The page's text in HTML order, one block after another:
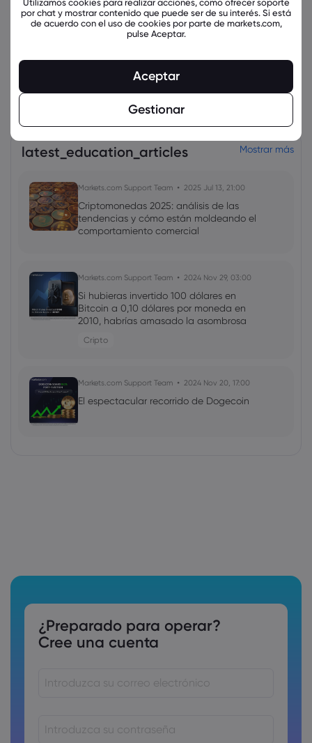
view_all_instruments
latest_education_articles Mostrar más
Markets.com Support Team 2025 Jul 13, 21:00
Criptomonedas 2025: análisis de las
tendencias y cómo están moldeando el
comportamiento comercial
Markets.com Support Team 2024 Nov 29, 03:00
Si hubieras invertido 100 dólares en
Bitcoin a 0,10 dólares por moneda en
2010, habrías amasado la asombrosa
Cripto
Markets.com Support Team 2024 Nov 20, 17:00
El espectacular recorrido de Dogecoin
¿Preparado para operar?
Cree una cuenta
por chat y mostrar contenido que puede ser de su interés. Si está
de acuerdo con el uso de cookies por parte de markets.com,
pulse Aceptar.
Aceptar
Gestionar